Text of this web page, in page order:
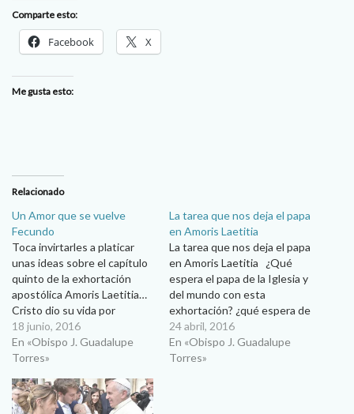
Comparte esto:
Facebook X
Me gusta esto:
Relacionado
Un Amor que se vuelve
Fecundo
Toca invirtarles a platicar
unas ideas sobre el capítulo
quinto de la exhortación
apostólica Amoris Laetitia…
Cristo dio su vida por
nosotros. Tanto nos amó
que dio la vida por nosotros.
Así debe ser el amor
Guadalupe Torres Campos/
Obispo de Ciudad Juárez
18 junio, 2016
En «Obispo J. Guadalupe
Torres»
La tarea que nos deja el papa
en Amoris Laetitia
La tarea que nos deja el papa
en Amoris Laetitia ¿Qué
espera el papa de la Iglesia y
del mundo con esta
exhortación? ¿qué espera de
nosotros? …que todos y
cada uno se sienta llamado a
cuidar con amor la vida de las
24 abril, 2016
En «Obispo J. Guadalupe
Torres»